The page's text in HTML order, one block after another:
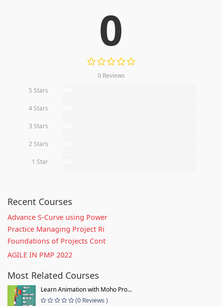
0
0 Reviews
5 Stars
4 Stars
3 Stars
2 Stars
1 Star
Recent Courses
Advance S-Curve using Power
Practice Managing Project Ri
Foundations of Projects Cont
AGILE IN PMP 2022
Most Related Courses
Learn Animation with Moho Pro...
(0 Reviews )